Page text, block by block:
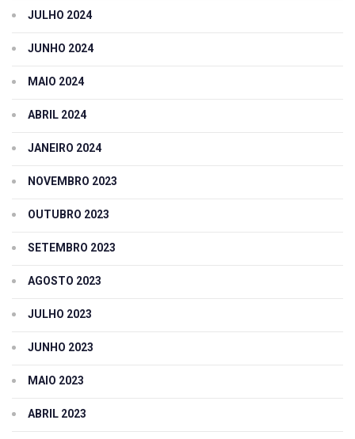
JULHO 2024
JUNHO 2024
MAIO 2024
ABRIL 2024
JANEIRO 2024
NOVEMBRO 2023
OUTUBRO 2023
SETEMBRO 2023
AGOSTO 2023
JULHO 2023
JUNHO 2023
MAIO 2023
ABRIL 2023